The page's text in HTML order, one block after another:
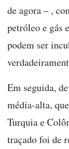
de agora – ,
petróleo e gás
podem ser
Em seguida,
média-alta,
Turquia e
traçado foi de